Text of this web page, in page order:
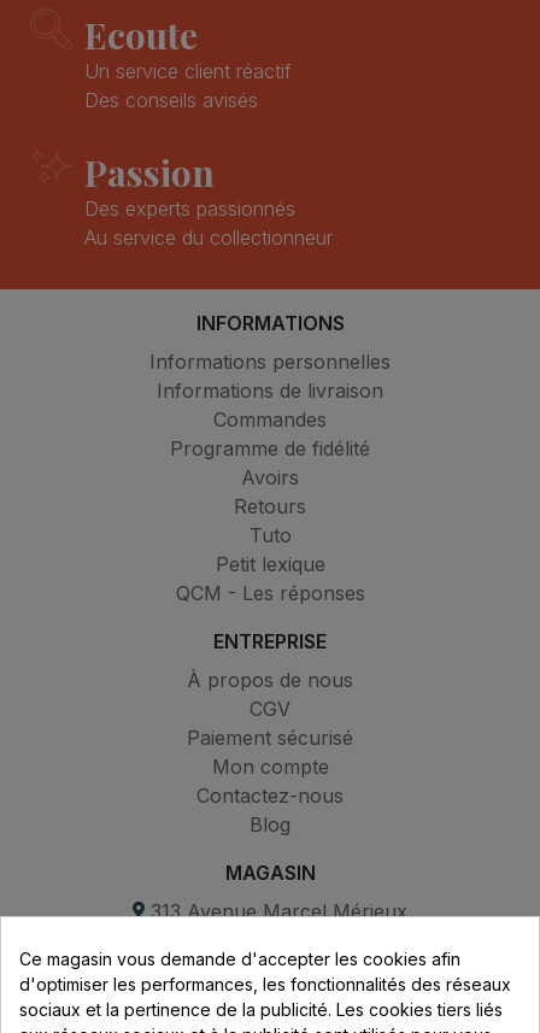
Ecoute
Un service client réactif
Des conseils avisés
Passion
Des experts passionnés
Au service du collectionneur
INFORMATIONS
Informations personnelles
Informations de livraison
Commandes
Programme de fidélité
Avoirs
Retours
Tuto
Petit lexique
QCM - Les réponses
ENTREPRISE
À propos de nous
CGV
Paiement sécurisé
Mon compte
Contactez-nous
Blog
MAGASIN
313 Avenue Marcel Mérieux
69530 Brignais
Ce magasin vous demande d'accepter les cookies afin
d'optimiser les performances, les fonctionnalités des réseaux
sociaux et la pertinence de la publicité. Les cookies tiers liés